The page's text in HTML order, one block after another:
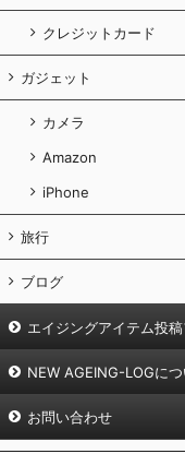
クレジットカード
ガジェット
カメラ
Amazon
iPhone
旅行
ブログ
エイジングアイテム投
NEW AGEING-LOGに
お問い合わせ